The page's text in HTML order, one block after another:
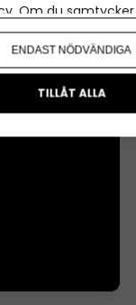
. Om du
hittar du den
ENDAST NÖDVÄNDIGA
TILLÅT ALLA